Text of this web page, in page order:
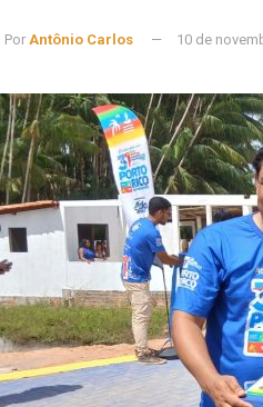
Por Antônio Carlos 10 de